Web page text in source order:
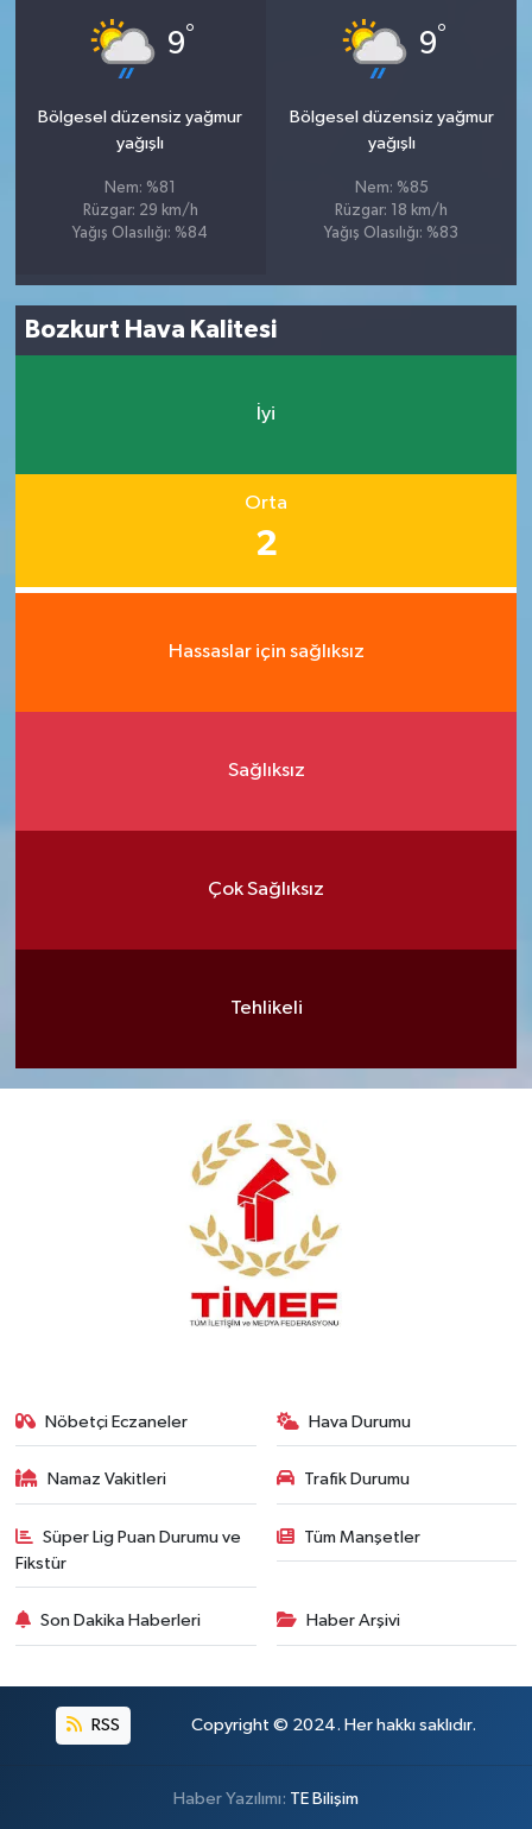
9°
Bölgesel düzensiz yağmur
yağışlı
Nem: %81
Rüzgar: 29 km/h
Yağış Olasılığı: %84
9°
Bölgesel düzensiz yağmur
yağışlı
Nem: %85
Rüzgar: 18 km/h
Yağış Olasılığı: %83
Bozkurt Hava Kalitesi
İyi
Orta
2
Hassaslar için sağlıksız
Sağlıksız
Çok Sağlıksız
Tehlikeli
Nöbetçi Eczaneler Hava Durumu
Namaz Vakitleri Trafik Durumu
Süper Lig Puan Durumu ve
Fikstür
Tüm Manşetler
Son Dakika Haberleri Haber Arşivi
RSS Copyright © 2024. Her hakkı saklıdır.
Haber Yazılımı: TE Bilişim